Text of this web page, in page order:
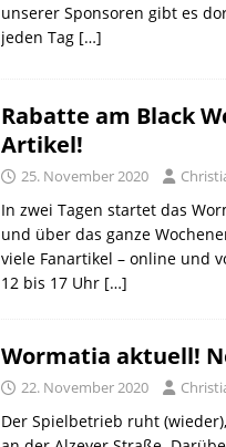
unserer Sponsoren gibt es
jeden Tag […]
Rabatte am Black
Artikel!
25. November 2020
In zwei Tagen startet das
und über das ganze
viele Fanartikel – online und
12 bis 17 Uhr […]
Wormatia aktuell!
22. November 2020
Der Spielbetrieb ruht